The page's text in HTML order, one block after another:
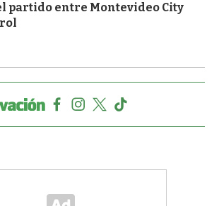
partido entre Montevideo City